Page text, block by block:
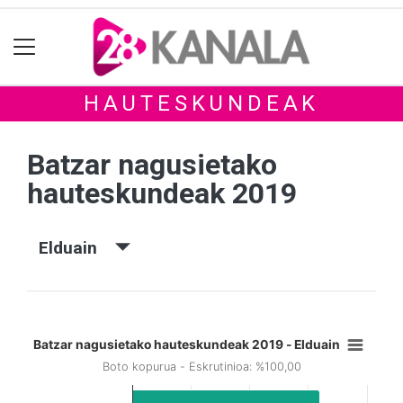
HAUTESKUNDEAK
Batzar nagusietako
hauteskundeak 2019
Elduain
Batzar nagusietako hauteskundeak 2019 - Elduain
Boto kopurua - Eskrutinioa: %100,00